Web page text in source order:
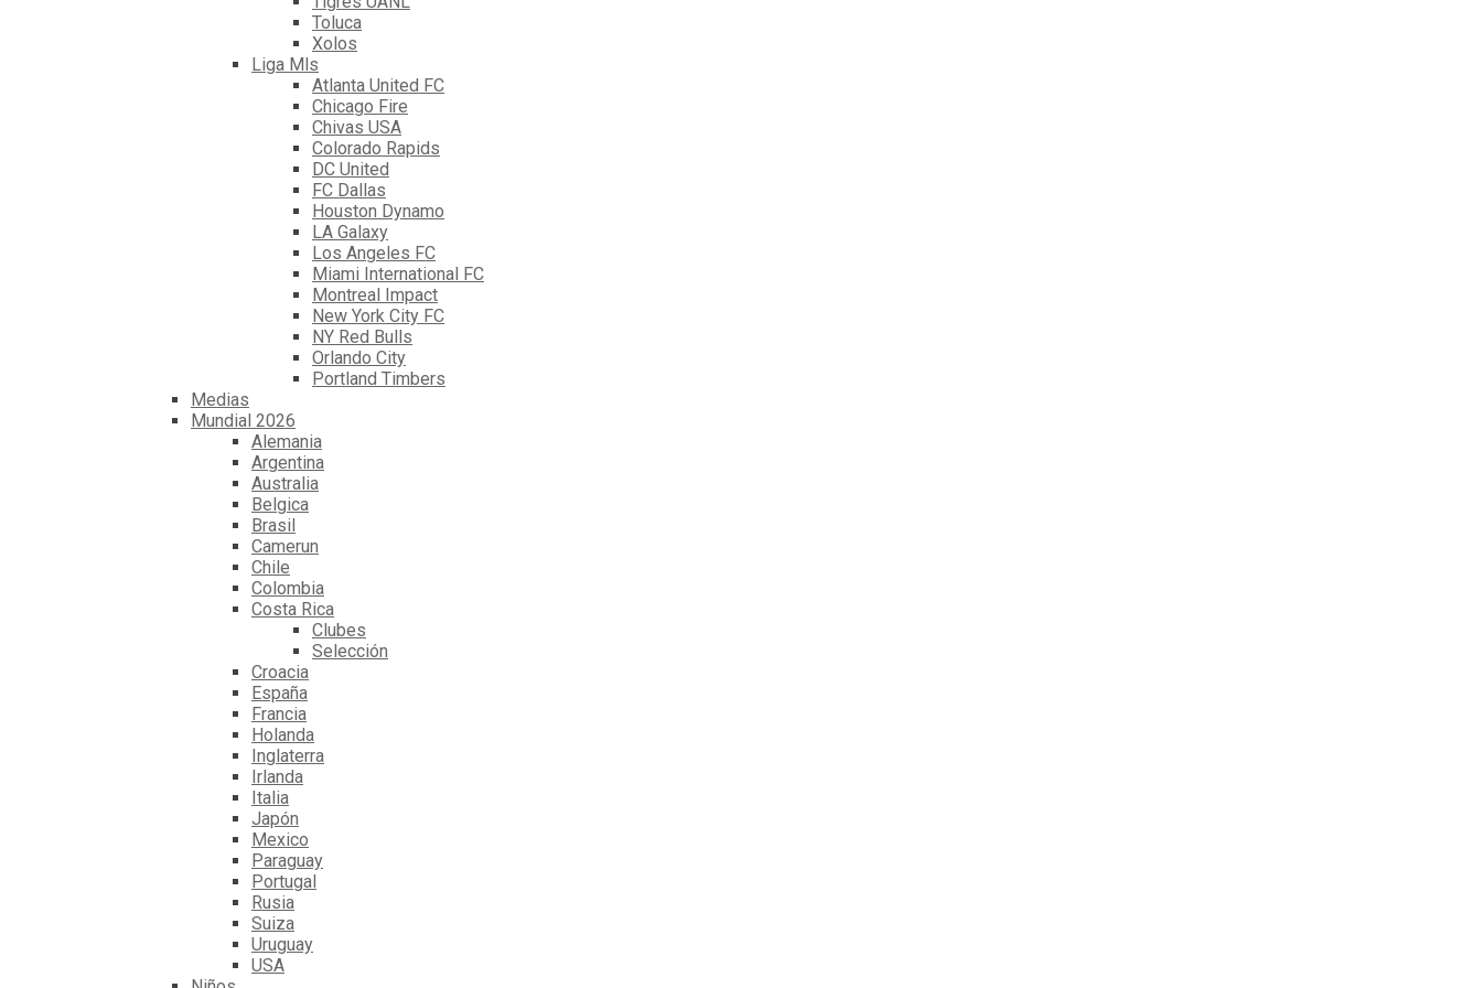
Toluca
Xolos
Liga Mls
Atlanta United FC
Chicago Fire
Chivas USA
Colorado Rapids
DC United
FC Dallas
Houston Dynamo
LA Galaxy
Los Angeles FC
Miami International FC
Montreal Impact
New York City FC
NY Red Bulls
Orlando City
Portland Timbers
Medias
Mundial 2026
Alemania
Argentina
Australia
Belgica
Brasil
Camerun
Chile
Colombia
Costa Rica
Clubes
Selección
Croacia
España
Francia
Holanda
Inglaterra
Irlanda
Italia
Japón
Mexico
Paraguay
Portugal
Rusia
Suiza
Uruguay
USA